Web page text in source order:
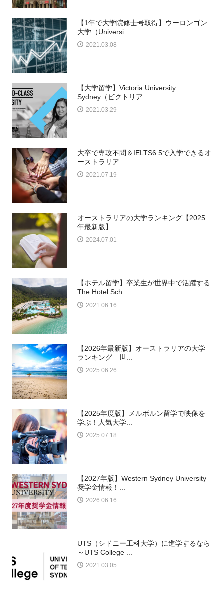
【1年で大学院修士号取得】ウーロンゴン
大学（Universi...
2021.03.08
【大学留学】Victoria University
Sydney（ビクトリア...
2021.03.29
大卒で専攻不問＆IELTS6.5で入学できるオ
ーストラリア...
2021.07.19
オーストラリアの大学ランキング【2025
年最新版】
2024.07.01
【ホテル留学】卒業生が世界中で活躍する
The Hotel Sch...
2021.06.16
【2026年最新版】オーストラリアの大学
ランキング 世...
2025.06.26
【2025年度版】メルボルン留学で映像を
学ぶ！人気大学...
2025.07.18
【2027年版】Western Sydney University
奨学金情報！...
2026.06.16
UTS（シドニー工科大学）に進学するなら
～UTS College ...
2021.03.05